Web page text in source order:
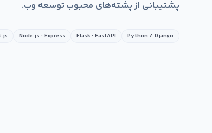
پشتیبانی از پشته‌های محبوب توسعه وب.
Python / Django
Flask · FastAPI
Node.js · Express